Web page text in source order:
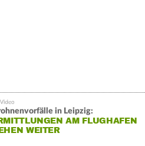
in Leipzig:
AM FLUGHAFEN
WEITER